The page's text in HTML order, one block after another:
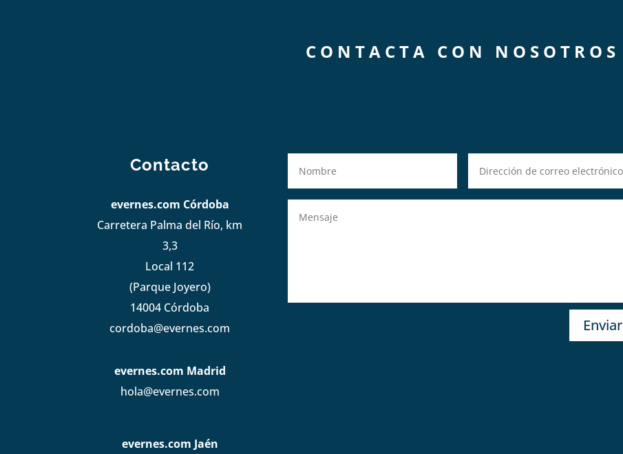
CONTACTA CON NOSOTROS
Contacto
evernes.com Córdoba
Carretera Palma del Río, km
3,3
Local 112
(Parque Joyero)
14004 Córdoba
cordoba@evernes.com
evernes.com Madrid
hola@evernes.com
evernes.com Jaén
Enviar